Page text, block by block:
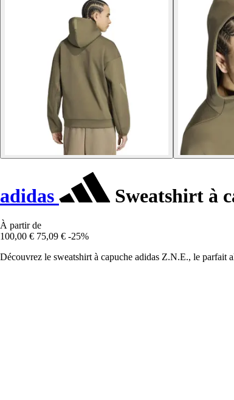
adidas Sweatshirt à
À partir de
100,00 € 75,09 € -25%
Découvrez le sweatshirt à capuche adidas Z.N.E., le